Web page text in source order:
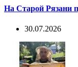
На Старой Рязани
30.07.2026